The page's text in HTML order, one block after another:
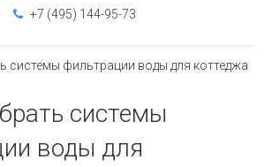
+7 (495) 144-95-73
системы фильтрации воды для коттеджа
системы
воды для